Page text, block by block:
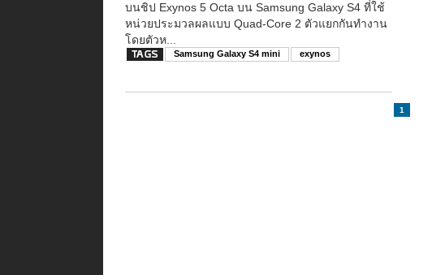
บนชิป Exynos 5 Octa บน Samsung Galaxy S4 ที่ใช้
หน่วยประมวลผลแบบ Quad-Core 2 ตัวแยกกันทำงาน
โดยตัวห...
Samsung Galaxy S4 mini exynos
1